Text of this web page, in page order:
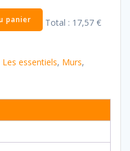
panier Total : 17,57 €
Les essentiels, Murs,